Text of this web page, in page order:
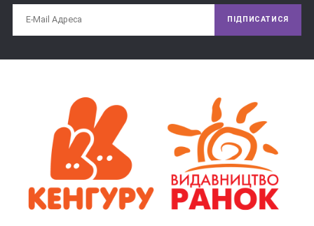
ПІДПИСАТИСЯ